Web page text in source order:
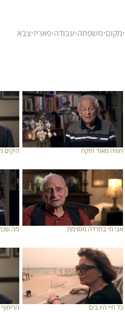
⋅מקום⋅משפחה⋅עבודה⋅פאריז⋅צבא
חוויה מאוד חזקה היקים
אני חי בחרדה מסוימת מה
כל חיי היו בים